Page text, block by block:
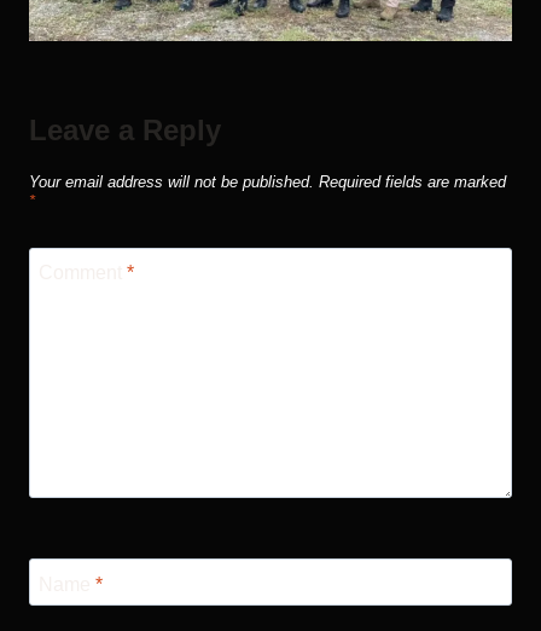
Leave a Reply
Your email address will not be published. Required fields are marked
*
*
*